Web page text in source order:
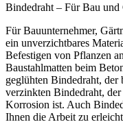
Bindedraht – Für Bau und
Für Bauunternehmer,
ein unverzichtbares
Befestigen von Pflanzen
Baustahlmatten beim
geglühten Bindedraht, der
verzinkten Bindedraht,
Korrosion ist. Auch
Ihnen die Arbeit zu